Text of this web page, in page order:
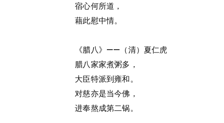
宿心何所道，
藉此慰中情。
《腊八》——（清）夏仁虎
腊八家家煮粥多，
大臣特派到雍和。
对慈亦是当今佛，
进奉熬成第二锅。